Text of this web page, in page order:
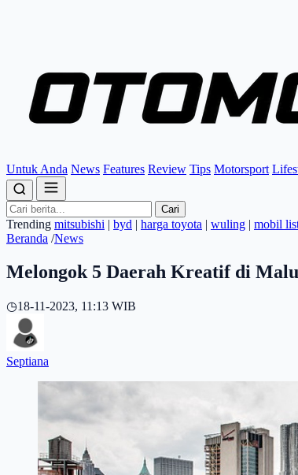
Untuk Anda News Features Review Tips Motorsport
Cari
Trending mitsubishi | byd | harga toyota | wuling | mobil
Beranda /News
Melongok 5 Daerah Kreatif di
◷18-11-2023, 11:13 WIB
Septiana